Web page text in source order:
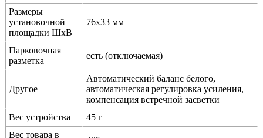
Размеры
установочной
площадки ШхВ
76х33 мм
Парковочная
разметка
есть (отключаемая)
Другое
Автоматический баланс белого,
автоматическая регулировка усиления,
компенсация встречной засветки
Вес устройства
45 г
Вес товара в